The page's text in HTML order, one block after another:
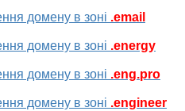
домену в зоні .email
домену в зоні .energy
домену в зоні .eng.pro
домену в зоні .engineer